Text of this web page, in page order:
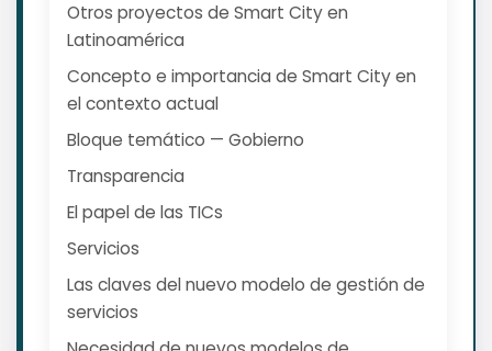
Otros proyectos de Smart City en
Latinoamérica
Concepto e importancia de Smart City en
el contexto actual
Bloque temático — Gobierno
Transparencia
El papel de las TICs
Servicios
Las claves del nuevo modelo de gestión de
servicios